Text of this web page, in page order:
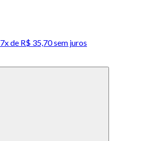
7x de R$ 35,70 sem juros